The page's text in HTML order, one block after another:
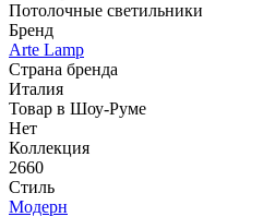
Потолочные светильники
Бренд
Arte Lamp
Страна бренда
Италия
Товар в Шоу-Руме
Нет
Коллекция
2660
Стиль
Модерн